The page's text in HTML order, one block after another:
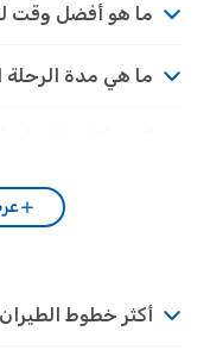
ما هو أفضل وقت
ما هي مدة الرحلة
أكثر خطوط